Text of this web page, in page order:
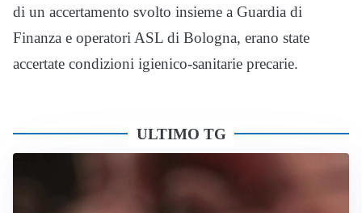
di un accertamento svolto insieme a Guardia di
Finanza e operatori ASL di Bologna, erano state
accertate condizioni igienico-sanitarie precarie.
ULTIMO TG